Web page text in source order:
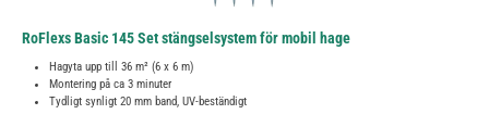
RoFlexs Basic 145 Set stängselsystem för mobil hage
Hagyta upp till 36 m² (6 x 6 m)
Montering på ca 3 minuter
Tydligt synligt 20 mm band, UV-beständigt